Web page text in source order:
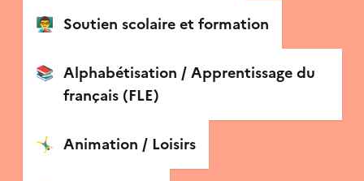
👨‍🏫 Soutien scolaire et formation
📚 Alphabétisation / Apprentissage du
français (FLE)
🤸‍♂️ Animation / Loisirs